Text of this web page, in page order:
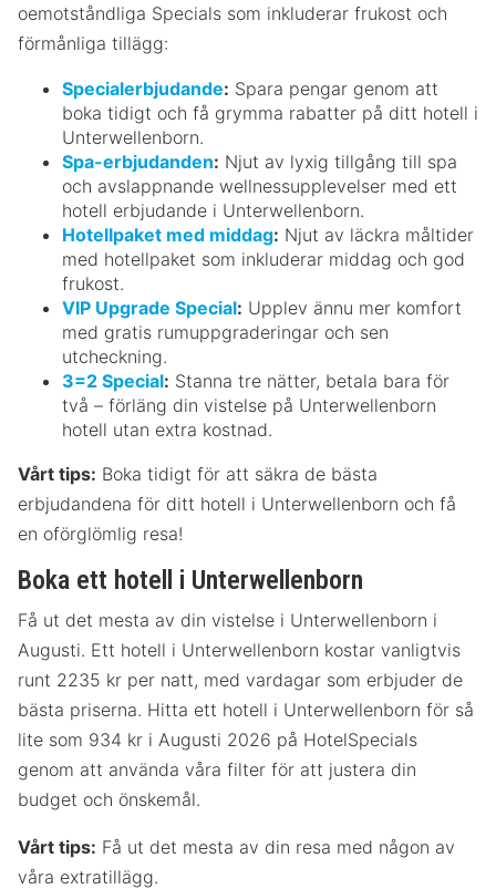
oemotståndliga Specials som inkluderar frukost och
förmånliga tillägg:
Specialerbjudande: Spara pengar genom att
boka tidigt och få grymma rabatter på ditt hotell i
Unterwellenborn.
Spa-erbjudanden: Njut av lyxig tillgång till spa
och avslappnande wellnessupplevelser med ett
hotell erbjudande i Unterwellenborn.
Hotellpaket med middag: Njut av läckra måltider
med hotellpaket som inkluderar middag och god
frukost.
VIP Upgrade Special: Upplev ännu mer komfort
med gratis rumuppgraderingar och sen
utcheckning.
3=2 Special: Stanna tre nätter, betala bara för
två – förläng din vistelse på Unterwellenborn
hotell utan extra kostnad.
Vårt tips: Boka tidigt för att säkra de bästa
erbjudandena för ditt hotell i Unterwellenborn och få
en oförglömlig resa!
Boka ett hotell i Unterwellenborn
Få ut det mesta av din vistelse i Unterwellenborn i
Augusti. Ett hotell i Unterwellenborn kostar vanligtvis
runt 2235 kr per natt, med vardagar som erbjuder de
bästa priserna. Hitta ett hotell i Unterwellenborn för så
lite som 934 kr i Augusti 2026 på HotelSpecials
genom att använda våra filter för att justera din
budget och önskemål.
Vårt tips: Få ut det mesta av din resa med någon av
våra extratillägg.